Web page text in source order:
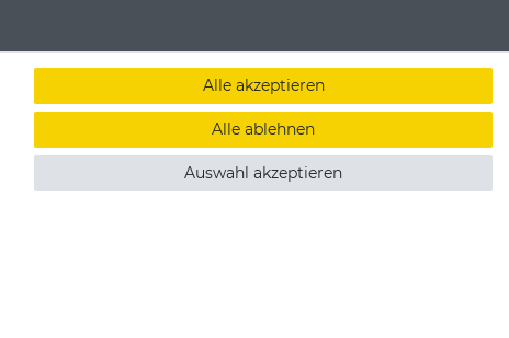
Alle akzeptieren
Alle ablehnen
Auswahl akzeptieren